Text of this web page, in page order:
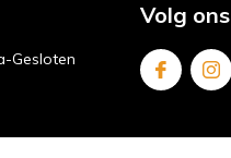
Gesloten
Volg ons